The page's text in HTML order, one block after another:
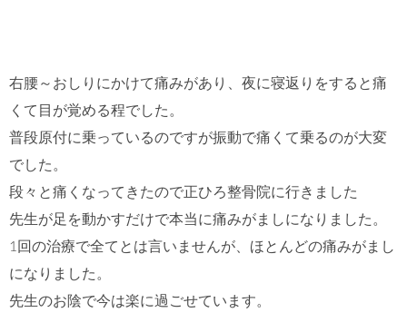
右腰～おしりにかけて痛みがあり、夜に寝返りをすると痛
くて目が覚める程でした。
普段原付に乗っているのですが振動で痛くて乗るのが大変
でした。
段々と痛くなってきたので正ひろ整骨院に行きました
先生が足を動かすだけで本当に痛みがましになりました。
1回の治療で全てとは言いませんが、ほとんどの痛みがまし
になりました。
先生のお陰で今は楽に過ごせています。